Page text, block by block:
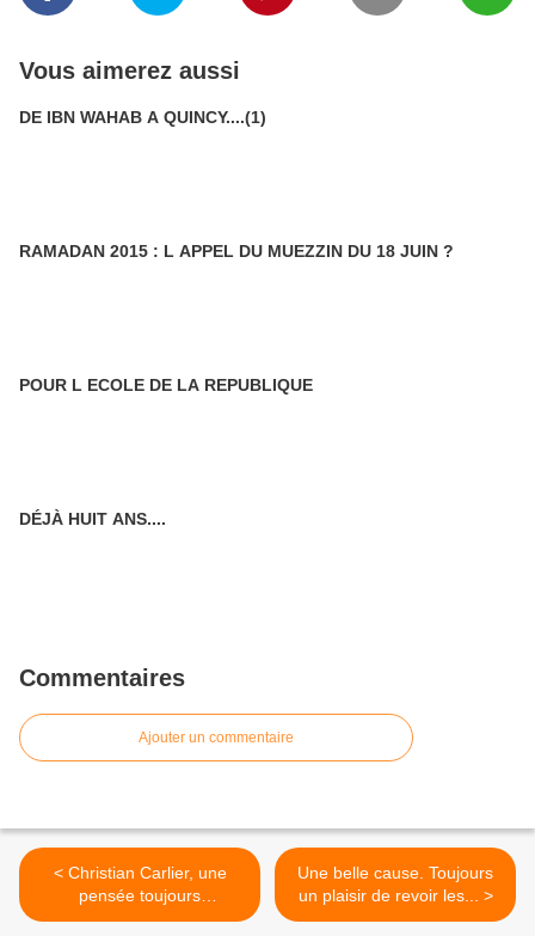
Vous aimerez aussi
DE IBN WAHAB A QUINCY....(1)
RAMADAN 2015 : L APPEL DU MUEZZIN DU 18 JUIN ?
POUR L ECOLE DE LA REPUBLIQUE
DÉJÀ HUIT ANS....
Commentaires
Ajouter un commentaire
< Christian Carlier, une
pensée toujours
pertinente...
Une belle cause. Toujours
un plaisir de revoir les... >